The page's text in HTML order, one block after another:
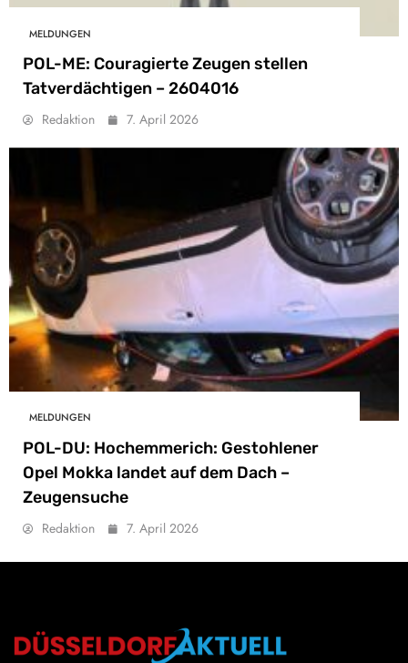
MELDUNGEN
POL-ME: Couragierte Zeugen stellen
Tatverdächtigen – 2604016
Redaktion 7. April 2026
MELDUNGEN
POL-DU: Hochemmerich: Gestohlener
Opel Mokka landet auf dem Dach –
Zeugensuche
Redaktion 7. April 2026